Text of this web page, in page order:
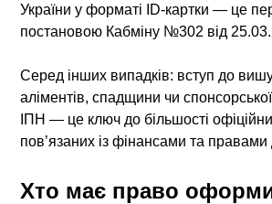
України у форматі ID-картки — це
постановою Кабміну №302 від
Серед інших випадків: вступ до
аліментів, спадщини чи
ІПН — це ключ до більшості
пов’язаних із фінансами та правами
Хто має право